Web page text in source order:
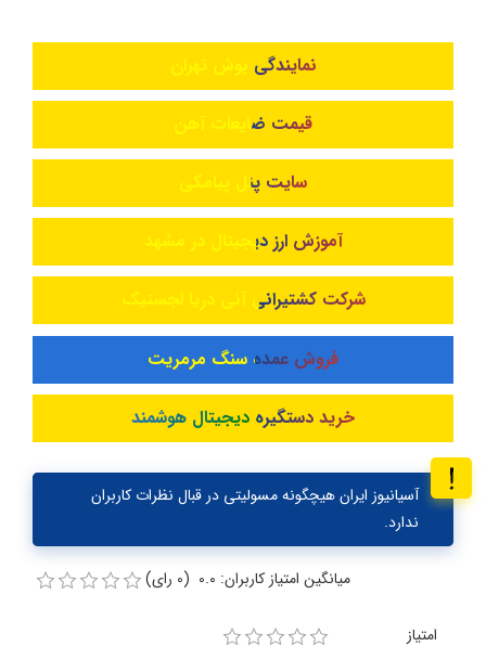
نمایندگی بوش تهران
قیمت ضایعات آهن
سایت پنل پیامکی
آموزش ارز دیجیتال در مشهد
شرکت کشتیرانی آنی دریا لجستیک
فروش عمده سنگ مرمریت
خرید دستگیره دیجیتال هوشمند
آسیانیوز ایران هیچگونه مسولیتی در قبال نظرات کاربران
ندارد.
میانگین امتیاز کاربران: 0.0 (0 رای)
امتیاز